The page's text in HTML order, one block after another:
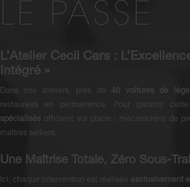
LE PASSÉ
L’Atelier Cecil Cars :
Intégré »
Dans nos ateliers, près de 40 voitures de
restaurées en permanence. Pour garantir
spécialisés officient sur place : mécaniciens de
maîtres selliers.
Une Maîtrise Totale, Zéro Sous-
Ici, chaque intervention est réalisée exclusivement